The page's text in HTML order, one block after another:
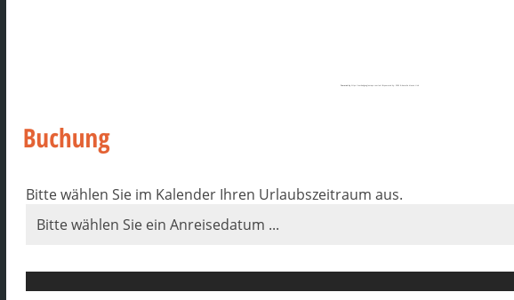
Powered by https://embedgooglemaps.com/en/ &powered by: EGM & besuche diesen Link
Bitte wählen Sie im Kalender Ihren Urlaubszeitraum aus.
Bitte wählen Sie ein Anreisedatum ...